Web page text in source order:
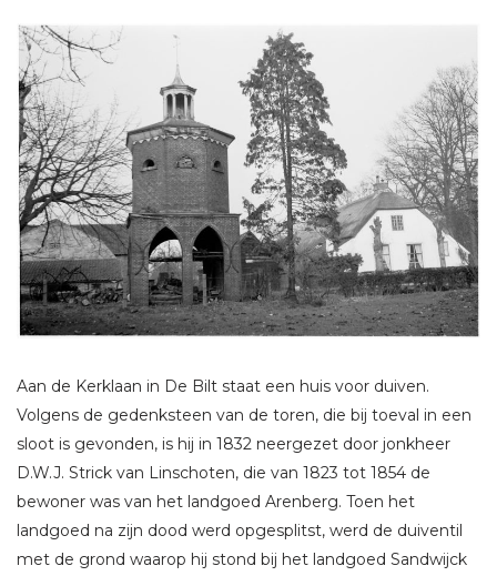
Aan de Kerklaan in De Bilt staat een huis voor duiven.
Volgens de gedenksteen van de toren, die bij toeval in een
sloot is gevonden, is hij in 1832 neergezet door jonkheer
D.W.J. Strick van Linschoten, die van 1823 tot 1854 de
bewoner was van het landgoed Arenberg. Toen het
landgoed na zijn dood werd opgesplitst, werd de duiventil
met de grond waarop hij stond bij het landgoed Sandwijck